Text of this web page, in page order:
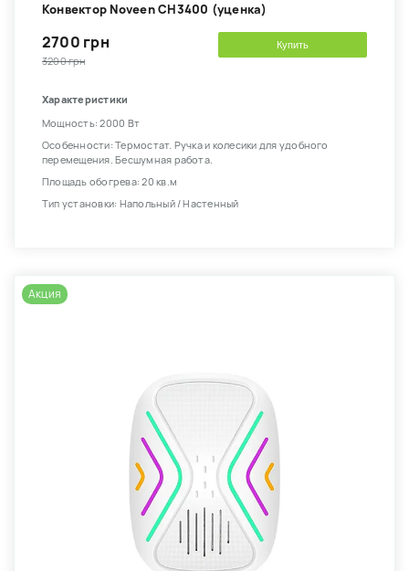
Конвектор Noveen CH3400 (уценка)
2700 грн
3200 грн
Купить
Характеристики
Мощность: 2000 Вт
Особенности: Термостат. Ручка и колесики для удобного
перемещения. Бесшумная работа.
Площадь обогрева: 20 кв.м
Тип установки: Напольный / Настенный
Акция